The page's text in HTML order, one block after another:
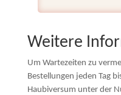
Weitere
Um Wartezeiten zu
Bestellungen jeden Tag
Haubiversum unter der